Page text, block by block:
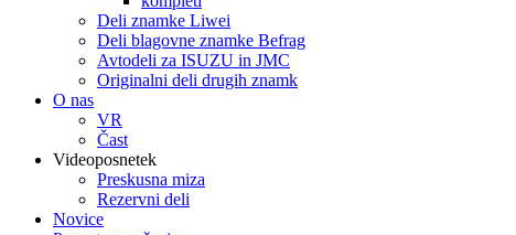
Deli znamke Liwei
Deli blagovne znamke Befrag
Avtodeli za ISUZU in JMC
Originalni deli drugih znamk
O nas
VR
Čast
Videoposnetek
Preskusna miza
Rezervni deli
Novice